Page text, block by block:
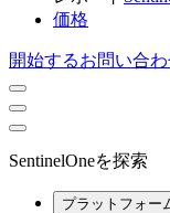
価格
開始するお問い合
SentinelOneを探索
プラットフォー